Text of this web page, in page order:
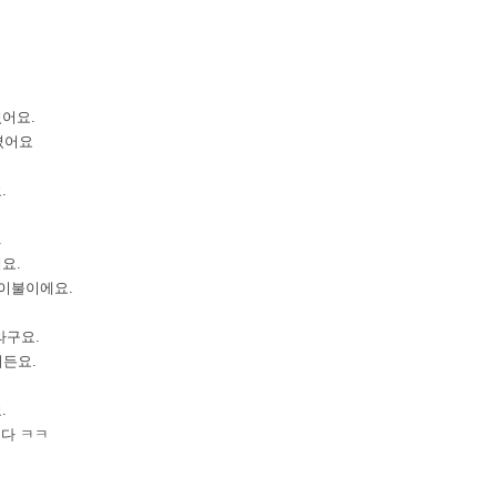
요.
어요
.
.
.
불이에요.
구요.
든요.
.
ㅋㅋ